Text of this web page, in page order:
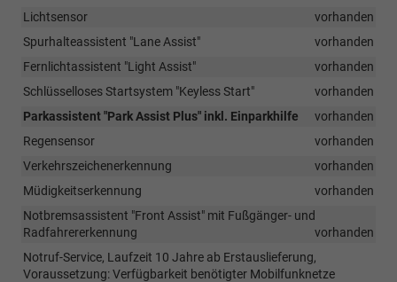
Lichtsensor
vorhanden
Spurhalteassistent "Lane Assist"
vorhanden
Fernlichtassistent "Light Assist"
vorhanden
Schlüsselloses Startsystem "Keyless Start"
vorhanden
Parkassistent "Park Assist Plus" inkl. Einparkhilfe
vorhanden
Regensensor
vorhanden
Verkehrszeichenerkennung
vorhanden
Müdigkeitserkennung
vorhanden
Notbremsassistent "Front Assist" mit Fußgänger- und
Radfahrererkennung
vorhanden
Notruf-Service, Laufzeit 10 Jahre ab Erstauslieferung,
Voraussetzung: Verfügbarkeit benötigter Mobilfunknetze